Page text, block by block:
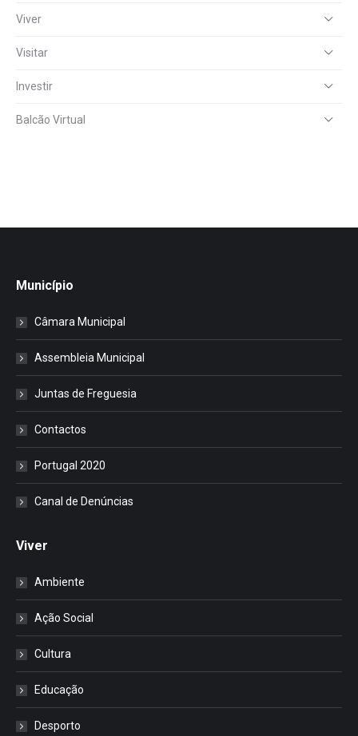
Viver
Visitar
Investir
Balcão Virtual
Município
Câmara Municipal
Assembleia Municipal
Juntas de Freguesia
Contactos
Portugal 2020
Canal de Denúncias
Viver
Ambiente
Ação Social
Cultura
Educação
Desporto